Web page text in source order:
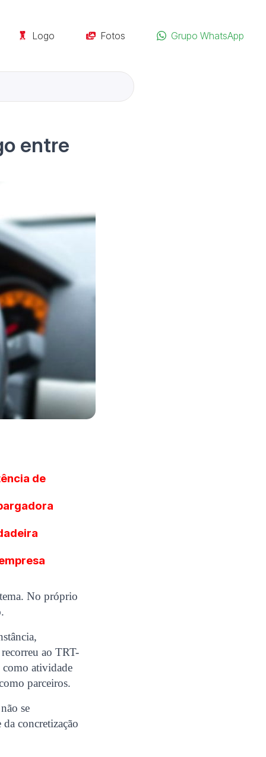
Logo Fotos Grupo WhatsApp
entre
de
No próprio
ao TRT-
como atividade
parceiros.
se
concretização